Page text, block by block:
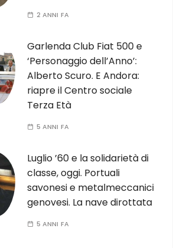
2 ANNI FA
Garlenda Club Fiat 500 e
‘Personaggio dell’Anno’:
Alberto Scuro. E Andora:
riapre il Centro sociale
Terza Età
5 ANNI FA
Luglio ’60 e la solidarietà di
classe, oggi. Portuali
savonesi e metalmeccanici
genovesi. La nave dirottata
5 ANNI FA